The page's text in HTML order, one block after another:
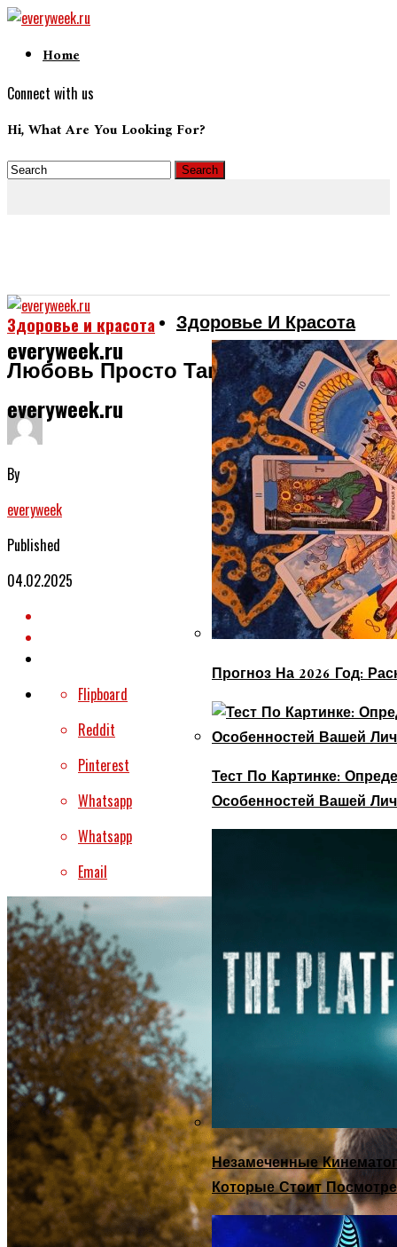
Home
Connect with us
Hi, What Are You Looking For?
everyweek.ru
everyweek.ru
Здоровье И Красота
Прогноз На 2026 Год:
Тест По Картинке:
Особенностей Вашей
Незамеченные
Которые Стоит
Здоровье и красота
Любовь Просто Так Не Проходит.
By
everyweek
Published
04.02.2025
Flipboard
Reddit
Pinterest
Whatsapp
Whatsapp
Email